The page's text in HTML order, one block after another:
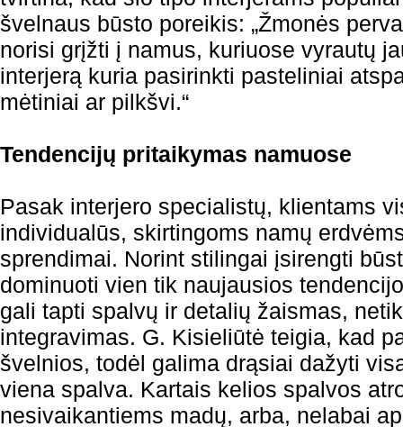
švelnaus būsto poreikis: „Žmonės
norisi grįžti į namus, kuriuose vyrautų
interjerą kuria pasirinkti pasteliniai
mėtiniai ar pilkšvi.“
Tendencijų pritaikymas namuose
Pasak interjero specialistų, klientams
individualūs, skirtingoms namų
sprendimai. Norint stilingai įsirengti
dominuoti vien tik naujausios
gali tapti spalvų ir detalių žaismas,
integravimas. G. Kisieliūtė teigia, kad
švelnios, todėl galima drąsiai dažyti
viena spalva. Kartais kelios spalvos
nesivaikantiems madų, arba, nelabai